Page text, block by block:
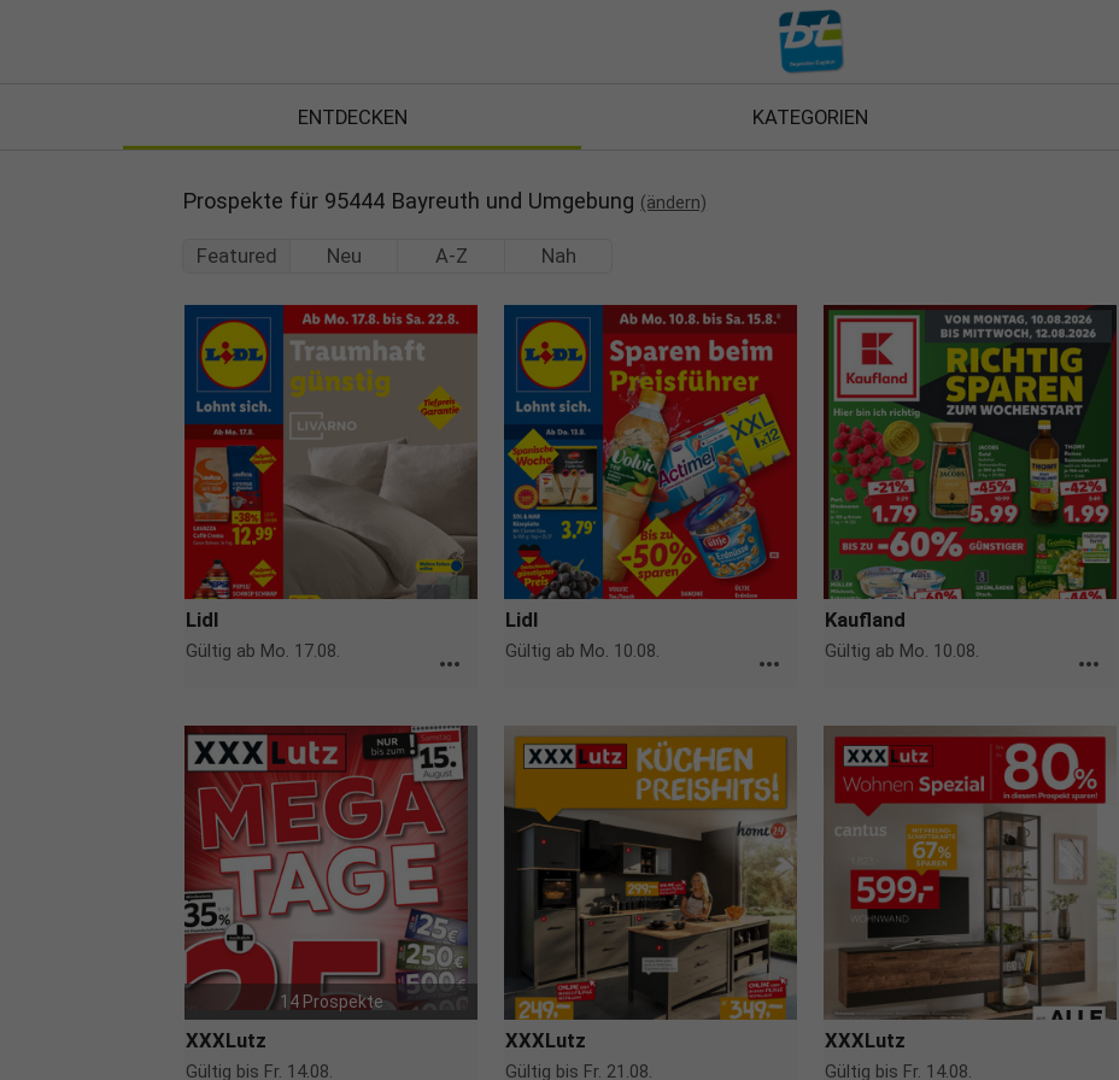
ENTDECKEN KATEGORIEN
Prospekte für 95444 Bayreuth und Umgebung (ändern)
Featured Neu A-Z Nah
Lidl
Gültig ab Mo. 17.08. more_horiz
Lidl
Gültig ab Mo. 10.08. more_horiz
Kaufland
Gültig ab Mo. 10.08. more_horiz
14 Prospekte
XXXLutz
Gültig bis Fr. 14.08.
XXXLutz
Gültig bis Fr. 21.08.
XXXLutz
Gültig bis Fr. 14.08.